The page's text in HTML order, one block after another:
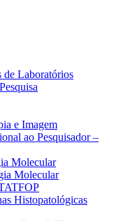
de Laboratórios
e Imagem
ao Pesquisador –
Molecular
Molecular
Histopatológicas